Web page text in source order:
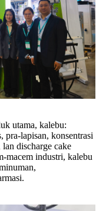
utama, kalebu:
pra-lapisan, konsentrasi
discharge cake
macem industri, kalebu